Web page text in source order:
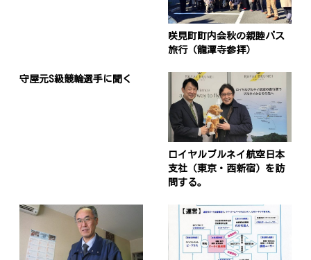
咲見町町内会秋の親睦バス
旅行（龍潭寺参拝）
守屋元S級競輪選手に聞く
ロイヤルブルネイ航空日本
支社（東京・西新宿）を訪
問する。